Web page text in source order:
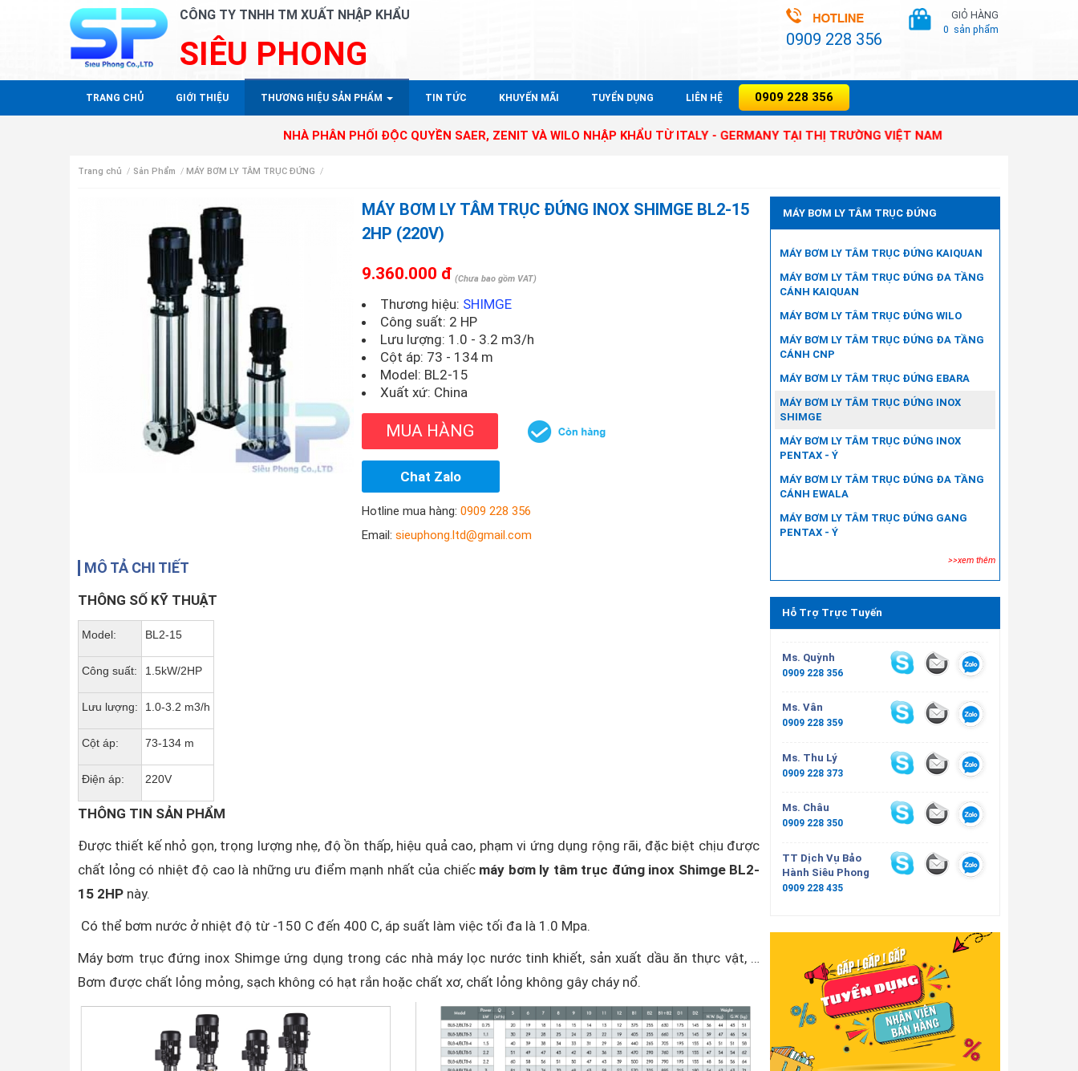
CÔNG TY TNHH TM XUẤT NHẬP KHẨU
SIÊU PHONG 0909 228 356
GIỎ HÀNG
0 sản phẩm
TRANG CHỦ GIỚI THIỆU THƯƠNG HIỆU SẢN PHẨM TIN TỨC KHUYẾN MÃI TUYỂN DỤNG LIÊN HỆ 0909 228 356
NHÀ PHÂN PHỐI ĐỘC QUYỀN SAER, ZENIT VÀ WILO NHẬP KHẨU TỪ ITALY - GERMANY TẠI THỊ TRƯỜNG VIỆT NAM
Trang chủ / Sản Phẩm / MÁY BƠM LY TÂM TRỤC ĐỨNG /
MÁY BƠM LY TÂM TRỤC ĐỨNG INOX SHIMGE BL2-15
2HP (220V)
9.360.000 đ (Chưa bao gồm VAT)
Thương hiệu: SHIMGE
Công suất: 2 HP
Lưu lượng: 1.0 - 3.2 m3/h
Cột áp: 73 - 134 m
Model: BL2-15
Xuất xứ: China
MUA HÀNG
Chat Zalo
Hotline mua hàng:0909 228 356
Email:sieuphong.ltd@gmail.com
MÔ TẢ CHI TIẾT
THÔNG SỐ KỸ THUẬT
Model: BL2-15
Công suất: 1.5kW/2HP
Lưu lượng: 1.0-3.2 m3/h
Cột áp: 73-134 m
Điện áp: 220V
THÔNG TIN SẢN PHẨM
Được thiết kế nhỏ gọn, trọng lượng nhẹ, độ ồn thấp, hiệu quả cao, phạm vi ứng dụng rộng rãi, đặc biệt chịu được
chất lỏng có nhiệt độ cao là những ưu điểm mạnh nhất của chiếc máy bơm ly tâm trục đứng inox Shimge BL2-
15 2HP này.
Có thể bơm nước ở nhiệt độ từ -150 C đến 400 C, áp suất làm việc tối đa là 1.0 Mpa.
Máy bơm trục đứng inox Shimge ứng dụng trong các nhà máy lọc nước tinh khiết, sản xuất dầu ăn thực vật, …
Bơm được chất lỏng mỏng, sạch không có hạt rắn hoặc chất xơ, chất lỏng không gây cháy nổ.
MÁY BƠM LY TÂM TRỤC ĐỨNG
MÁY BƠM LY TÂM TRỤC ĐỨNG KAIQUAN
MÁY BƠM LY TÂM TRỤC ĐỨNG ĐA TẦNG
CÁNH KAIQUAN
MÁY BƠM LY TÂM TRỤC ĐỨNG WILO
MÁY BƠM LY TÂM TRỤC ĐỨNG ĐA TẦNG
CÁNH CNP
MÁY BƠM LY TÂM TRỤC ĐỨNG EBARA
MÁY BƠM LY TÂM TRỤC ĐỨNG INOX
SHIMGE
MÁY BƠM LY TÂM TRỤC ĐỨNG INOX
PENTAX - Ý
MÁY BƠM LY TÂM TRỤC ĐỨNG ĐA TẦNG
CÁNH EWALA
MÁY BƠM LY TÂM TRỤC ĐỨNG GANG
PENTAX - Ý
>>xem thêm
Hỗ Trợ Trực Tuyến
Ms. Quỳnh
0909 228 356
Ms. Vân
0909 228 359
Ms. Thu Lý
0909 228 373
Ms. Châu
0909 228 350
TT Dịch Vụ Bảo
Hành Siêu Phong
0909 228 435